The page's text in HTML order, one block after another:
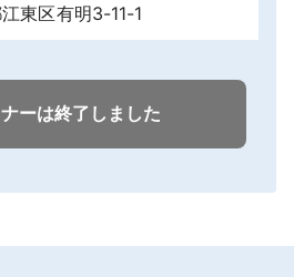
東区有明3-11-1
ーは終了しました